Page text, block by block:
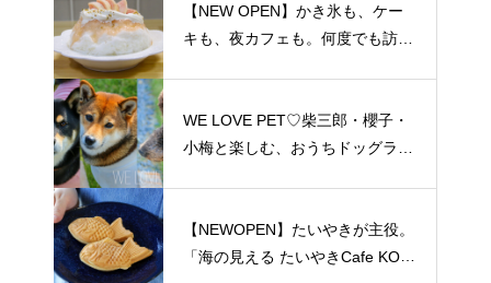
【NEW OPEN】かき氷も、ケー
キも、夜カフェも。何度でも訪れ
WE LOVE PET♡柴三郎・櫻子・
小梅と楽しむ、おうちドッグラン
【NEWOPEN】たいやきが主役。
「海の見える たいやきCafe KOM